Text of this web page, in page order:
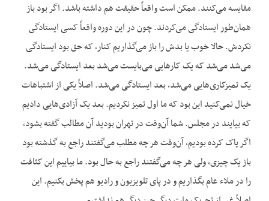
مقایسه می‌کنند. ممکن است واقعاً حقیقت هم داشته باشد. اگر بود باز
همان‌طور ایستادگی می‌کردند. چون در این دوره واقعاً کسی ایستادگی
نکردش. حالا خوب یا بدش را باز می‌گذاریم کنار، که حق بود ایستادگی
می‌شد می‌شد که یک کارهایی می‌بایست می‌شد بعد ایستادگی می‌شد.
یک تمیزکاری‌هایی می‌شد، بعد ایستادگی می‌شد. اصلاً یکی از اشتباهات
خیال نمی‌کنید این بود که ما اول تمیز نکردیم. بعد یک آزادی‌هایی دادیم
که بیایند در مجلس. شما آن‌وقت در تهران بودید آن مطالب گفته بشود،
اگر پاک کرده بودیم، آن‌وقت هر چه مطلب می‌گفتند راجع به گذشته بود
باز یک چیزی، ولی هر چه می‌گفتند راجع به حال بود. ما بیاییم این کثافت
را در ملاء عام بگذاریم و در پای تلویزیون و رادیو هم پخش بکنیم. این